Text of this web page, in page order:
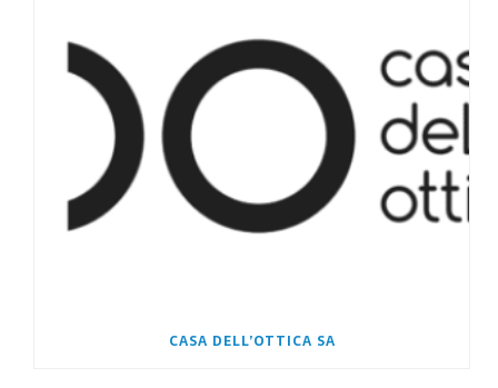
CASA DELL’OTTICA SA